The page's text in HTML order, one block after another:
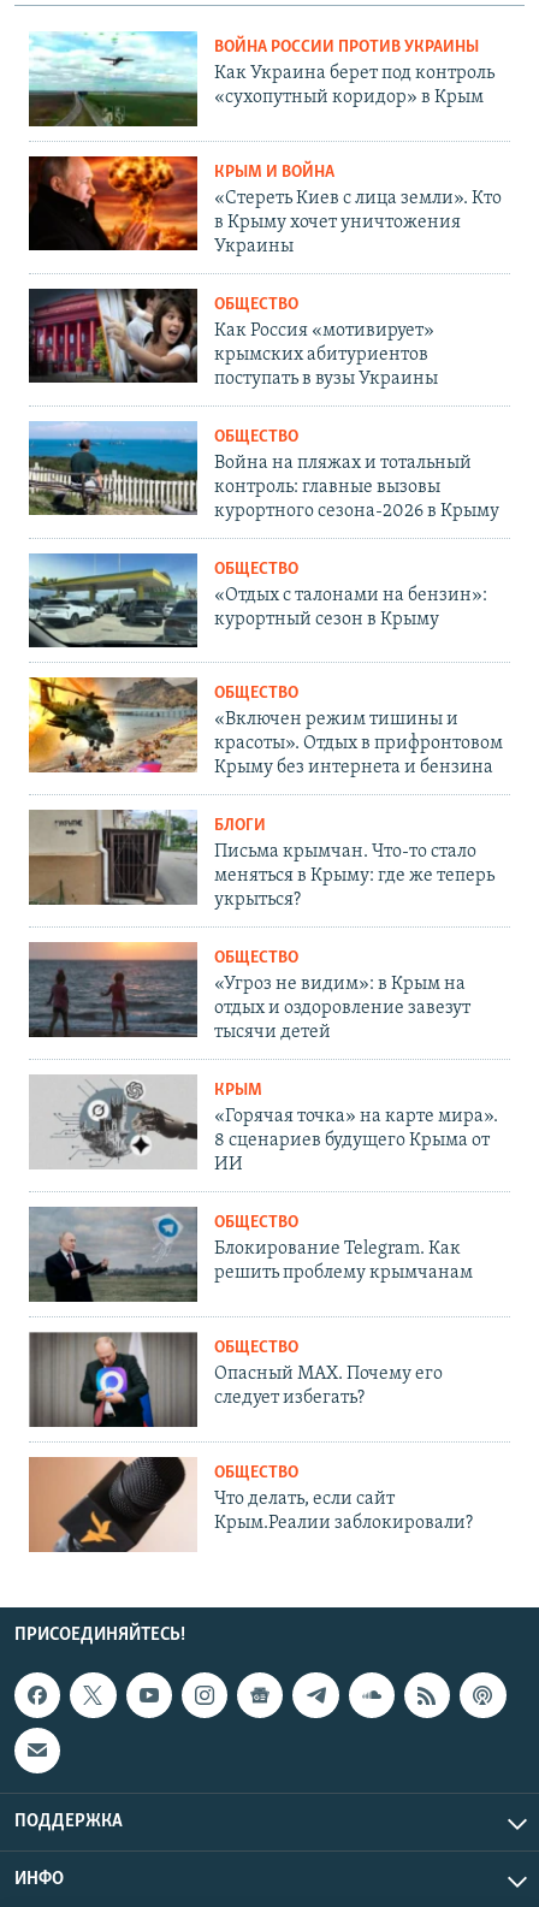
ВОЙНА РОССИИ ПРОТИВ УКРАИНЫ
Как Украина берет под контроль
«сухопутный коридор» в Крым
КРЫМ И ВОЙНА
«Стереть Киев с лица земли». Кто
в Крыму хочет уничтожения
Украины
ОБЩЕСТВО
Как Россия «мотивирует»
крымских абитуриентов
поступать в вузы Украины
ОБЩЕСТВО
Война на пляжах и тотальный
контроль: главные вызовы
курортного сезона-2026 в Крыму
ОБЩЕСТВО
«Отдых с талонами на бензин»:
курортный сезон в Крыму
ОБЩЕСТВО
«Включен режим тишины и
красоты». Отдых в прифронтовом
Крыму без интернета и бензина
БЛОГИ
Письма крымчан. Что-то стало
меняться в Крыму: где же теперь
укрыться?
ОБЩЕСТВО
«Угроз не видим»: в Крым на
отдых и оздоровление завезут
тысячи детей
КРЫМ
«Горячая точка» на карте мира».
8 сценариев будущего Крыма от
ИИ
ОБЩЕСТВО
Блокирование Telegram. Как
решить проблему крымчанам
ОБЩЕСТВО
Опасный MAX. Почему его
следует избегать?
ОБЩЕСТВО
Что делать, если сайт
Крым.Реалии заблокировали?
ПРИСОЕДИНЯЙТЕСЬ!
ПОДДЕРЖКА
ИНФО